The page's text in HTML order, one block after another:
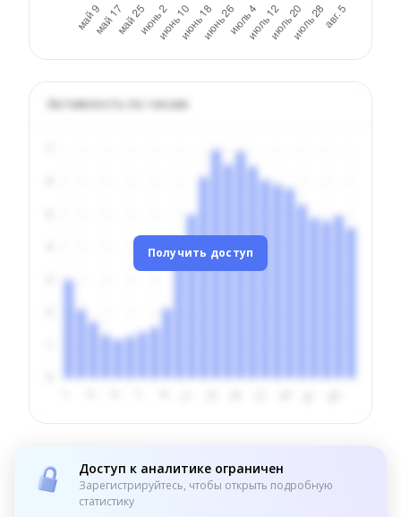
Активность по часам
Получить доступ
Доступ к аналитике ограничен
Зарегистрируйтесь, чтобы открыть подробную
статистику